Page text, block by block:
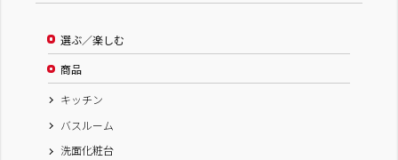
選ぶ／楽しむ
商品
キッチン
バスルーム
洗面化粧台